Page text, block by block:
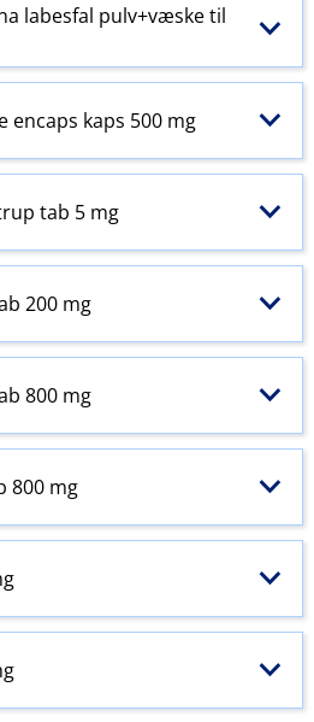
labesfal pulv+væske til
encaps kaps 500 mg
tab 5 mg
200 mg
800 mg
800 mg